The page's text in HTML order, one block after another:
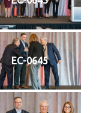
EC-0645